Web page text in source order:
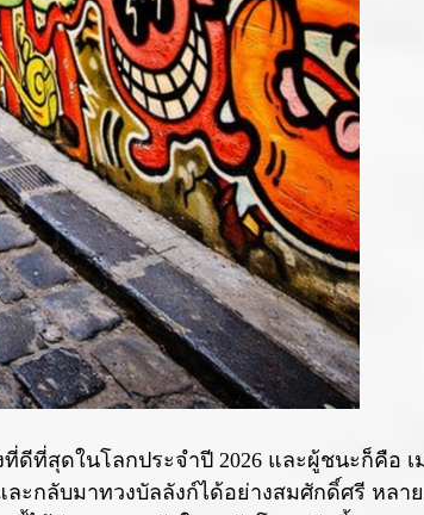
ดีที่สุดในโลกประจำปี 2026 และผู้ชนะก็คือ เ
ละกลับมาทวงบัลลังก์ได้อย่างสมศักดิ์ศรี หลา